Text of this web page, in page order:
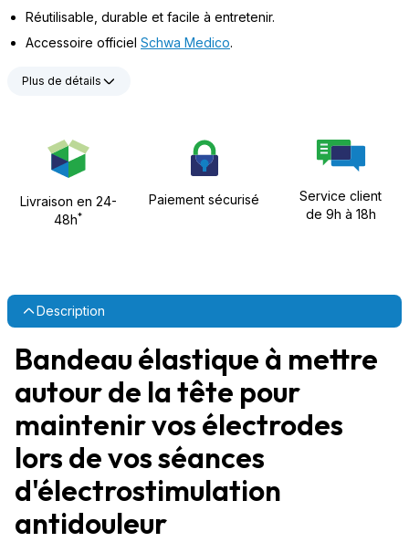
Réutilisable, durable et facile à entretenir.
Accessoire officiel Schwa Medico.
Plus de détails
Livraison en 24-
48h*
Paiement sécurisé
Service client
de 9h à 18h
Description
Bandeau élastique à mettre
autour de la tête pour
maintenir vos électrodes
lors de vos séances
d'électrostimulation
antidouleur